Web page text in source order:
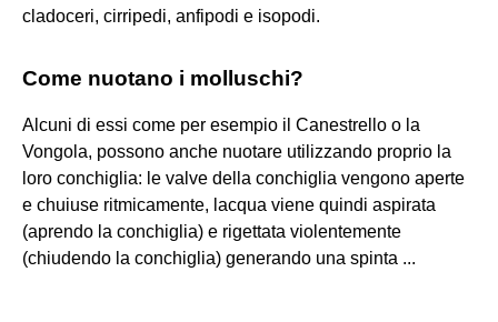
cladoceri, cirripedi, anfipodi e isopodi.
Come nuotano i molluschi?
Alcuni di essi come per esempio il Canestrello o la
Vongola, possono anche nuotare utilizzando proprio la
loro conchiglia: le valve della conchiglia vengono aperte
e chuiuse ritmicamente, lacqua viene quindi aspirata
(aprendo la conchiglia) e rigettata violentemente
(chiudendo la conchiglia) generando una spinta ...